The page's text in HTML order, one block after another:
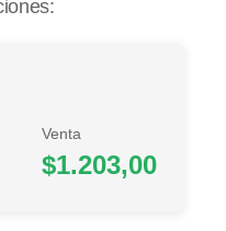
Venta
$1.203,00